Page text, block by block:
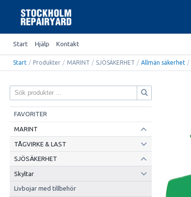
Start Hjälp Kontakt
Start / Produkter / MARINT / SJÖSÄKERHET / Allmän säkerhet /
FAVORITER
MARINT
TÅGVIRKE & LAST
SJÖSÄKERHET
Skyltar
Livbojar med tillbehör